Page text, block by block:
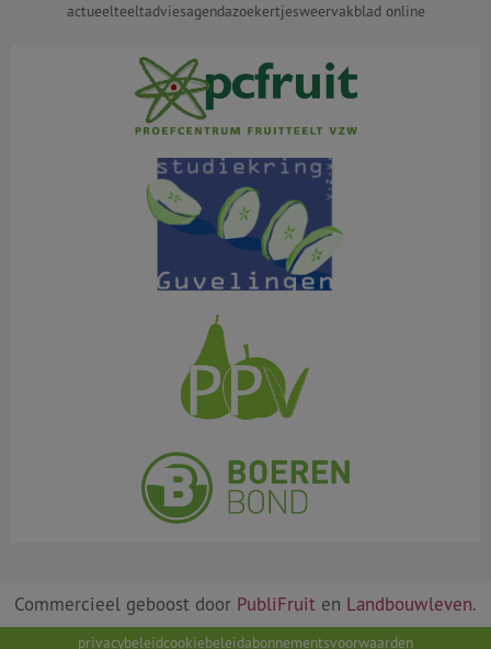
actueelteeltadviesagendazoekertjesweervakblad online
Commercieel geboost door PubliFruit en Landbouwleven.
privacybeleidcookiebeleidabonnementsvoorwaarden